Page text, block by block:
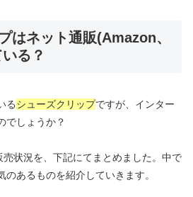
はネット通販(Amazon、
る？
るシューズクリップですが、インター
でしょうか？
状況を、下記にてまとめました。中で
のあるものを紹介していきます。